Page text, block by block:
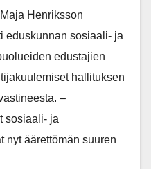
Henriksson
eduskunnan sosiaali- ja
edustajien
hallituksen
–
sosiaali- ja
nyt äärettömän suuren